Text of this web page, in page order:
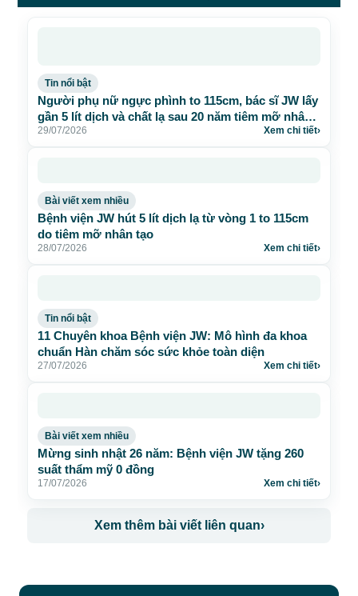
Tin nổi bật
Người phụ nữ ngực phình to 115cm, bác sĩ JW lấy
gần 5 lít dịch và chất lạ sau 20 năm tiêm mỡ nhân
tạo
29/07/2026 Xem chi tiết›
Bài viết xem nhiều
Bệnh viện JW hút 5 lít dịch lạ từ vòng 1 to 115cm
do tiêm mỡ nhân tạo
28/07/2026 Xem chi tiết›
Tin nổi bật
11 Chuyên khoa Bệnh viện JW: Mô hình đa khoa
chuẩn Hàn chăm sóc sức khỏe toàn diện
27/07/2026 Xem chi tiết›
Bài viết xem nhiều
Mừng sinh nhật 26 năm: Bệnh viện JW tặng 260
suất thẩm mỹ 0 đồng
17/07/2026 Xem chi tiết›
Xem thêm bài viết liên quan›